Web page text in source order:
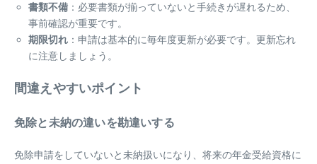
書類不備 ：必要書類が揃っていないと手続きが遅れるため、
事前確認が重要です。
期限切れ ：申請は基本的に毎年度更新が必要です。更新忘れ
に注意しましょう。
間違えやすいポイント
免除と未納の違いを勘違いする
免除申請をしていないと未納扱いになり、将来の年金受給資格に